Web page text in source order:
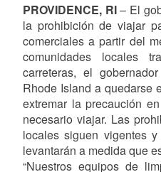
PROVIDENCE, RI– El
la prohibición de viajar
comerciales a partir del
comunidades locales
carreteras, el
Rhode Island a quedarse
extremar la precaución
necesario viajar. Las
locales siguen vigentes
levantarán a medida que
“Nuestros equipos de